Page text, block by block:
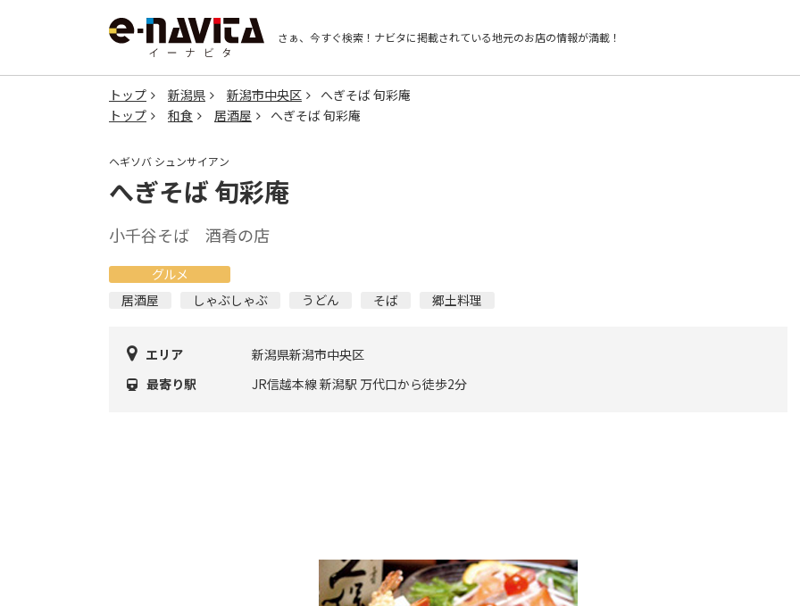
さぁ、今すぐ検索！ ナビタに掲載されている地元のお店の情報が満載！
トップ 新潟県 新潟市中央区
へぎそば 旬彩庵
トップ
和食 居酒屋 へぎそば 旬彩庵
ヘギソバ シュンサイアン
へぎそば 旬彩庵
小千谷そば 酒肴の店
グルメ
居酒屋
しゃぶしゃぶ うどん そば 郷土料理
エリア
新潟県新潟市中央区
最寄り駅
JR信越本線 新潟駅 万代口から徒歩2分